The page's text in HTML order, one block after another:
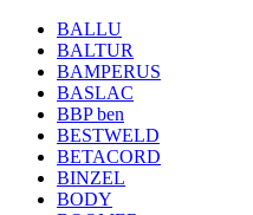
BALLU
BALTUR
BAMPERUS
BASLAC
BBP ben
BESTWELD
BETACORD
BINZEL
BODY